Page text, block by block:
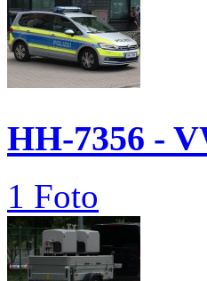
HH-7356 -
1 Foto